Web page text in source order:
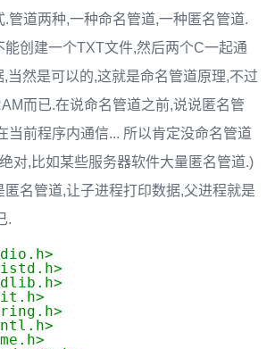
.管道两种,一种命名管道,一种匿名管道.
能创建一个TXT文件,然后两个C一起通
当然是可以的,这就是命名管道原理,不过
而已.在说命名管道之前,说说匿名管
当前程序内通信... 所以肯定没命名管道
对,比如某些服务器软件大量匿名管道.)
匿名管道,让子进程打印数据,父进程就是
.